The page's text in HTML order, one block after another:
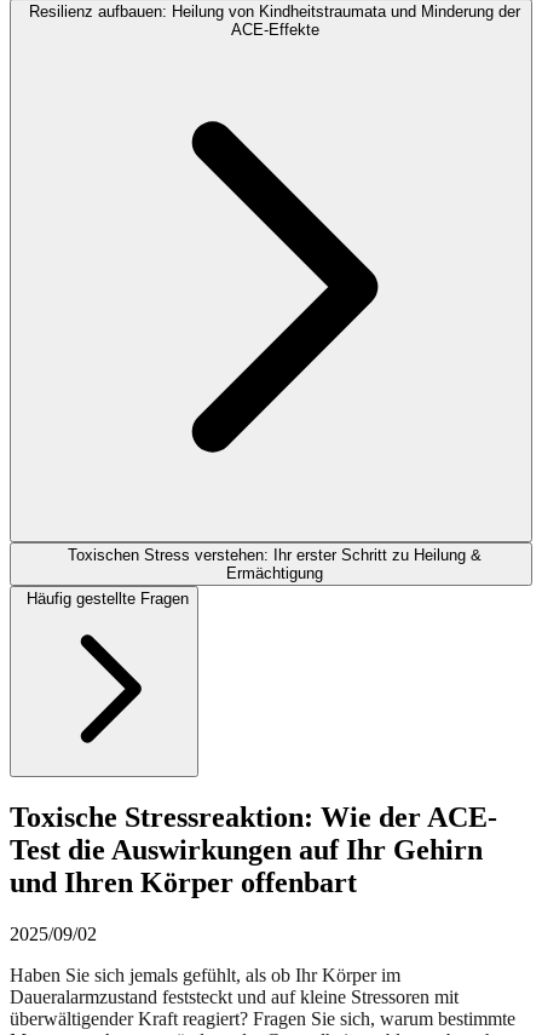
Resilienz aufbauen: Heilung von Kindheitstraumata und Minderung der
ACE-Effekte
Toxischen Stress verstehen: Ihr erster Schritt zu Heilung &
Ermächtigung
Häufig gestellte Fragen
Toxische Stressreaktion: Wie der ACE-
Test die Auswirkungen auf Ihr Gehirn
und Ihren Körper offenbart
2025/09/02
Haben Sie sich jemals gefühlt, als ob Ihr Körper im
Daueralarmzustand feststeckt und auf kleine Stressoren mit
überwältigender Kraft reagiert? Fragen Sie sich, warum bestimmte